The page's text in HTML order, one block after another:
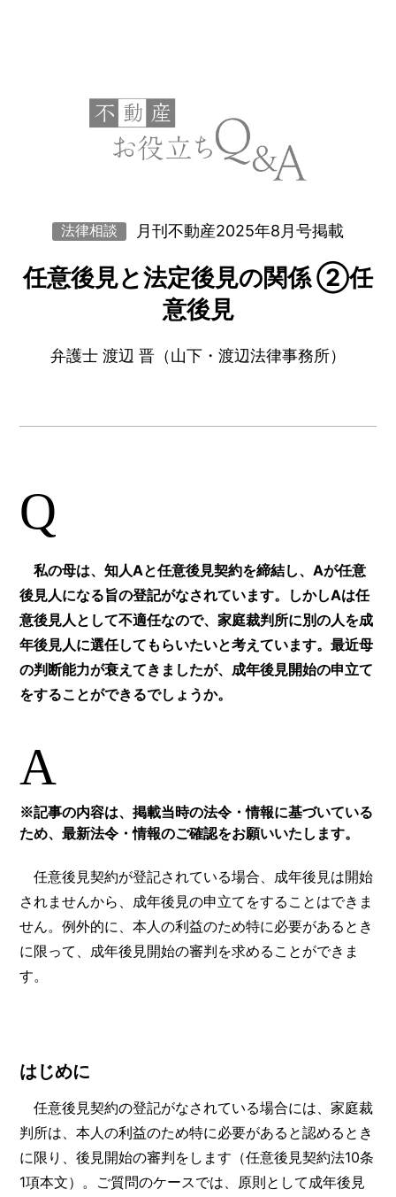
法律相談 月刊不動産2025年8月号掲載
任意後見と法定後見の関係 ②任
意後見
弁護士 渡辺 晋（山下・渡辺法律事務所）
Q
私の母は、知人Aと任意後見契約を締結し、Aが任意
後見人になる旨の登記がなされています。しかしAは任
意後見人として不適任なので、家庭裁判所に別の人を成
年後見人に選任してもらいたいと考えています。最近母
の判断能力が衰えてきましたが、成年後見開始の申立て
をすることができるでしょうか。
A
※記事の内容は、掲載当時の法令・情報に基づいている
ため、最新法令・情報のご確認をお願いいたします。
任意後見契約が登記されている場合、成年後見は開始
されませんから、成年後見の申立てをすることはできま
せん。例外的に、本人の利益のため特に必要があるとき
に限って、成年後見開始の審判を求めることができま
す。
はじめに
任意後見契約の登記がなされている場合には、家庭裁
判所は、本人の利益のため特に必要があると認めるとき
に限り、後見開始の審判をします（任意後見契約法10条
1項本文）。ご質問のケースでは、原則として成年後見